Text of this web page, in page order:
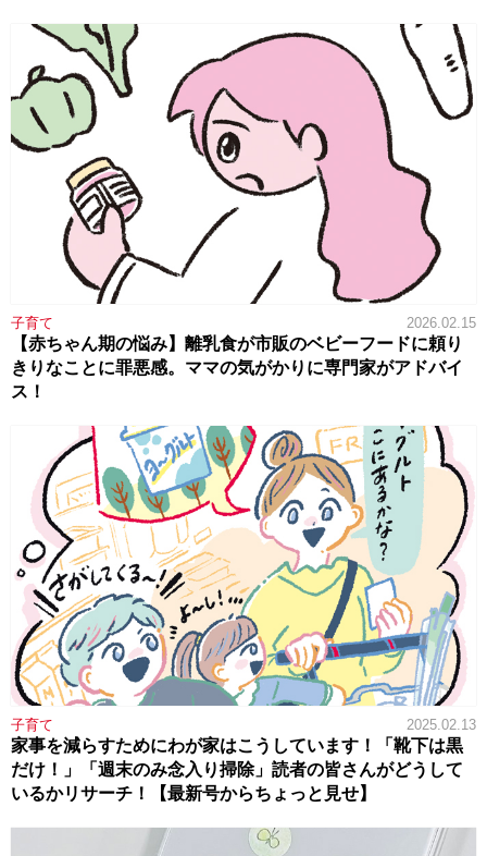
子育て 2026.02.15
【赤ちゃん期の悩み】離乳食が市販のベビーフードに頼り
きりなことに罪悪感。ママの気がかりに専門家がアドバイ
ス！
子育て 2025.02.13
家事を減らすためにわが家はこうしています！「靴下は黒
だけ！」「週末のみ念入り掃除」読者の皆さんがどうして
いるかリサーチ！【最新号からちょっと見せ】